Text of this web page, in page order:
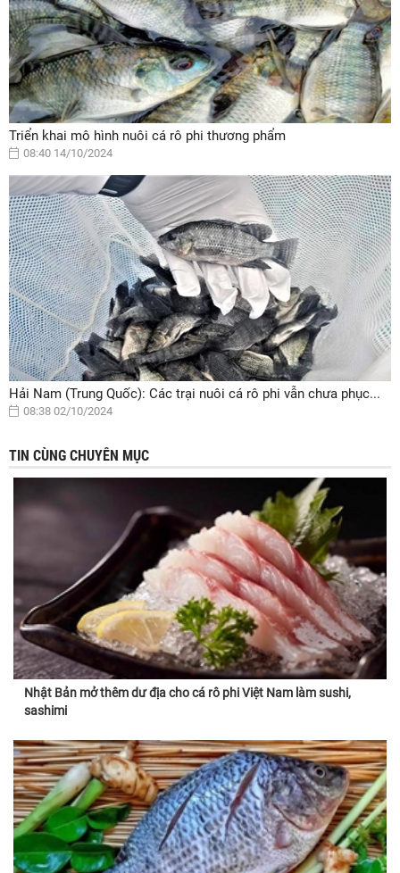
Triển khai mô hình nuôi cá rô phi thương phẩm
08:40 14/10/2024
Hải Nam (Trung Quốc): Các trại nuôi cá rô phi vẫn chưa phục...
08:38 02/10/2024
TIN CÙNG CHUYÊN MỤC
Nhật Bản mở thêm dư địa cho cá rô phi Việt Nam làm sushi,
sashimi